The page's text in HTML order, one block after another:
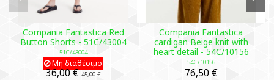
Compania Fantastica Red
Button Shorts - 51C/43004
51C/43004
Μη διαθέσιμο
36,00 €45,00 €
Compania Fantastica
cardigan Beige knit with
heart detail - 54C/10156
54C/10156
76,50 €